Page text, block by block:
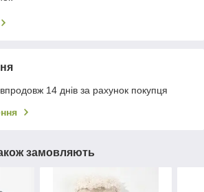
14 днів за рахунок покупця
замовляють